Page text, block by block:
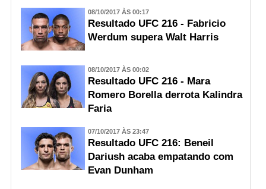
08/10/2017 ÀS 00:17
Resultado UFC 216 - Fabricio
Werdum supera Walt Harris
08/10/2017 ÀS 00:02
Resultado UFC 216 - Mara
Romero Borella derrota Kalindra
Faria
07/10/2017 ÀS 23:47
Resultado UFC 216: Beneil
Dariush acaba empatando com
Evan Dunham